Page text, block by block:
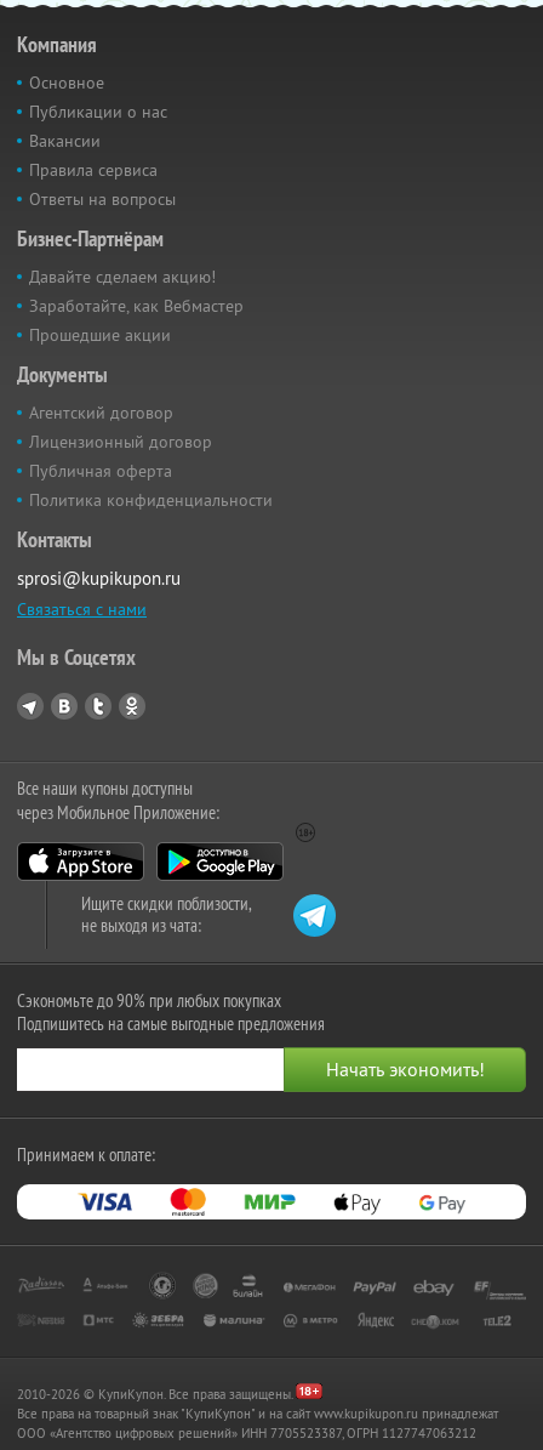
Компания
Основное
Публикации о нас
Вакансии
Правила сервиса
Ответы на вопросы
Бизнес-Партнёрам
Давайте сделаем акцию!
Заработайте, как Вебмастер
Прошедшие акции
Документы
Агентский договор
Лицензионный договор
Публичная оферта
Политика конфиденциальности
Контакты
sprosi@kupikupon.ru
Связаться с нами
Мы в Соцсетях
Все наши купоны доступны
через Мобильное Приложение:
Ищите скидки поблизости,
не выходя из чата:
Сэкономьте до 90% при любых покупках
Подпишитесь на самые выгодные предложения
Принимаем к оплате:
2010-2026 © КупиКупон. Все права защищены.
Все права на товарный знак "КупиКупон" и на сайт www.kupikupon.ru принадлежат
OOO «Агентство цифровых решений» ИНН 7705523387, ОГРН 1127747063212